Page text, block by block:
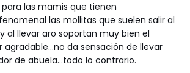
las mamis que tienen
las mollitas que suelen salir al
al llevar aro soportan muy bien el
agradable...no da sensación de llevar
de abuela...todo lo contrario.